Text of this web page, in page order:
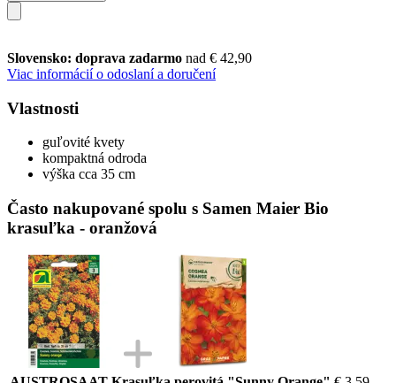
Slovensko: doprava zadarmo nad € 42,90
Viac informácií o odoslaní a doručení
Vlastnosti
guľovité kvety
kompaktná odroda
výška cca 35 cm
Často nakupované spolu s Samen Maier Bio
krasuľka - oranžová